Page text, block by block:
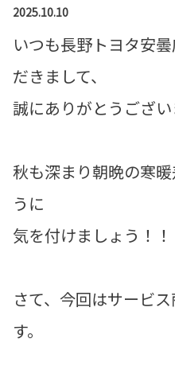
2025.10.10
いつも長野トヨタ安
だきまして、
誠にありがとうござい
秋も深まり朝晩の寒
うに
気を付けましょう！！
さて、今回はサービ
す。